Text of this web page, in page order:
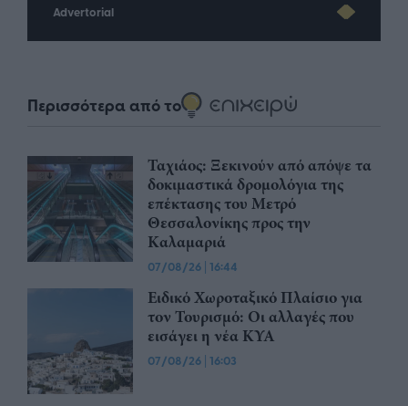
Advertorial
Περισσότερα από το
Ταχιάος: Ξεκινούν από απόψε τα
δοκιμαστικά δρομολόγια της
επέκτασης του Μετρό
Θεσσαλονίκης προς την
Καλαμαριά
07/08/26 | 16:44
Ειδικό Χωροταξικό Πλαίσιο για
τον Τουρισμό: Οι αλλαγές που
εισάγει η νέα ΚΥΑ
07/08/26 | 16:03